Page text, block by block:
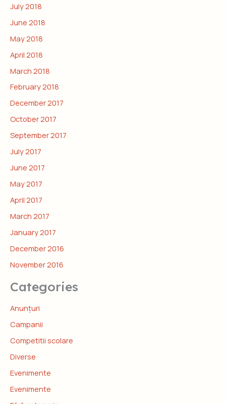
July 2018
June 2018
May 2018
April 2018
March 2018
February 2018
December 2017
October 2017
September 2017
July 2017
June 2017
May 2017
April 2017
March 2017
January 2017
December 2016
November 2016
Categories
Anunțuri
Campanii
Competitii scolare
Diverse
Evenimente
Evenimente